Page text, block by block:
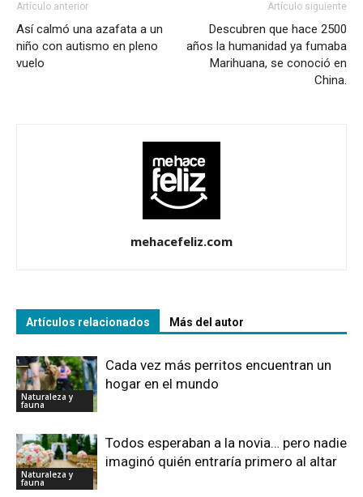
Artículo anterior
Así calmó una azafata a un
niño con autismo en pleno
vuelo
Artículo siguiente
Descubren que hace 2500
años la humanidad ya fumaba
Marihuana, se conoció en
China.
mehacefeliz.com
Artículos relacionados Más del autor
Naturaleza y
fauna
Cada vez más perritos encuentran un
hogar en el mundo
Naturaleza y
fauna
Todos esperaban a la novia… pero nadie
imaginó quién entraría primero al altar